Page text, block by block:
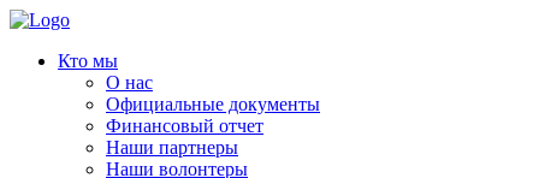
Кто мы
О нас
Официальные документы
Финансовый отчет
Наши партнеры
Наши волонтеры